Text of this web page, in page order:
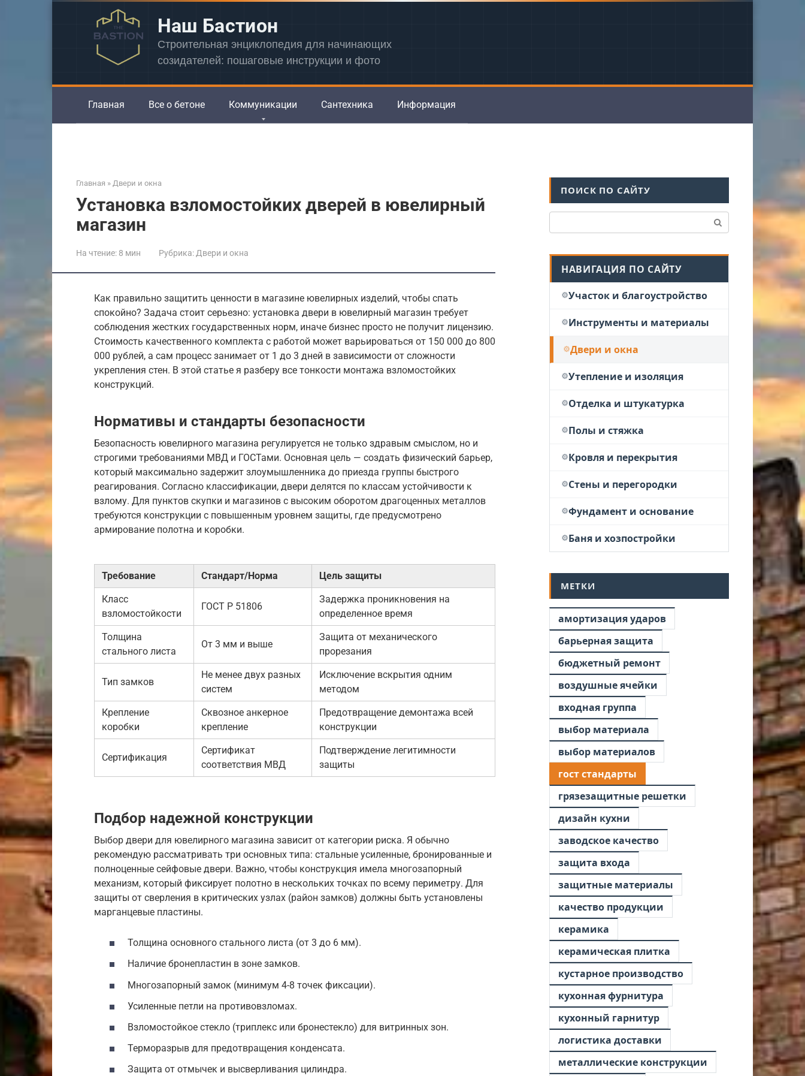
Наш Бастион
Строительная энциклопедия для начинающих
созидателей: пошаговые инструкции и фото
Главная Все о бетоне Коммуникации Сантехника Информация
Главная » Двери и окна
Установка взломостойких дверей в ювелирный
магазин
На чтение: 8 мин Рубрика: Двери и окна
Как правильно защитить ценности в магазине ювелирных изделий, чтобы спать
спокойно? Задача стоит серьезно: установка двери в ювелирный магазин требует
соблюдения жестких государственных норм, иначе бизнес просто не получит лицензию.
Стоимость качественного комплекта с работой может варьироваться от 150 000 до 800
000 рублей, а сам процесс занимает от 1 до 3 дней в зависимости от сложности
укрепления стен. В этой статье я разберу все тонкости монтажа взломостойких
конструкций.
Нормативы и стандарты безопасности
Безопасность ювелирного магазина регулируется не только здравым смыслом, но и
строгими требованиями МВД и ГОСТами. Основная цель — создать физический барьер,
который максимально задержит злоумышленника до приезда группы быстрого
реагирования. Согласно классификации, двери делятся по классам устойчивости к
взлому. Для пунктов скупки и магазинов с высоким оборотом драгоценных металлов
требуются конструкции с повышенным уровнем защиты, где предусмотрено
армирование полотна и коробки.
Требование Стандарт/Норма Цель защиты
Класс
взломостойкости
ГОСТ Р 51806
Задержка проникновения на
определенное время
Толщина
стального листа
От 3 мм и выше
Защита от механического
прорезания
Тип замков
Не менее двух разных
систем
Исключение вскрытия одним
методом
Крепление
коробки
Сквозное анкерное
крепление
Предотвращение демонтажа всей
конструкции
Сертификация
Сертификат
соответствия МВД
Подтверждение легитимности
защиты
Подбор надежной конструкции
Выбор двери для ювелирного магазина зависит от категории риска. Я обычно
рекомендую рассматривать три основных типа: стальные усиленные, бронированные и
полноценные сейфовые двери. Важно, чтобы конструкция имела многозапорный
механизм, который фиксирует полотно в нескольких точках по всему периметру. Для
защиты от сверления в критических узлах (район замков) должны быть установлены
марганцевые пластины.
Толщина основного стального листа (от 3 до 6 мм).
Наличие бронепластин в зоне замков.
Многозапорный замок (минимум 4-8 точек фиксации).
Усиленные петли на противовзломах.
Взломостойкое стекло (триплекс или бронестекло) для витринных зон.
Терморазрыв для предотвращения конденсата.
Защита от отмычек и высверливания цилиндра.
ПОИСК ПО САЙТУ
НАВИГАЦИЯ ПО САЙТУ
Участок и благоустройство
Инструменты и материалы
Двери и окна
Утепление и изоляция
Отделка и штукатурка
Полы и стяжка
Кровля и перекрытия
Стены и перегородки
Фундамент и основание
Баня и хозпостройки
МЕТКИ
амортизация ударов
барьерная защита
бюджетный ремонт
воздушные ячейки
входная группа
выбор материала
выбор материалов
гост стандарты
грязезащитные решетки
дизайн кухни
заводское качество
защита входа
защитные материалы
качество продукции
керамика
керамическая плитка
кустарное производство
кухонная фурнитура
кухонный гарнитур
логистика доставки
металлические конструкции